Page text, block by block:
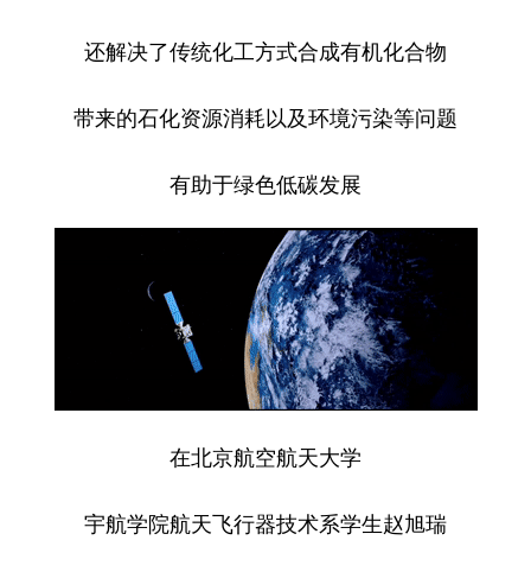
还解决了传统化工方式合成有机化合物
带来的石化资源消耗以及环境污染等问题
有助于绿色低碳发展
在北京航空航天大学
宇航学院航天飞行器技术系学生赵旭瑞